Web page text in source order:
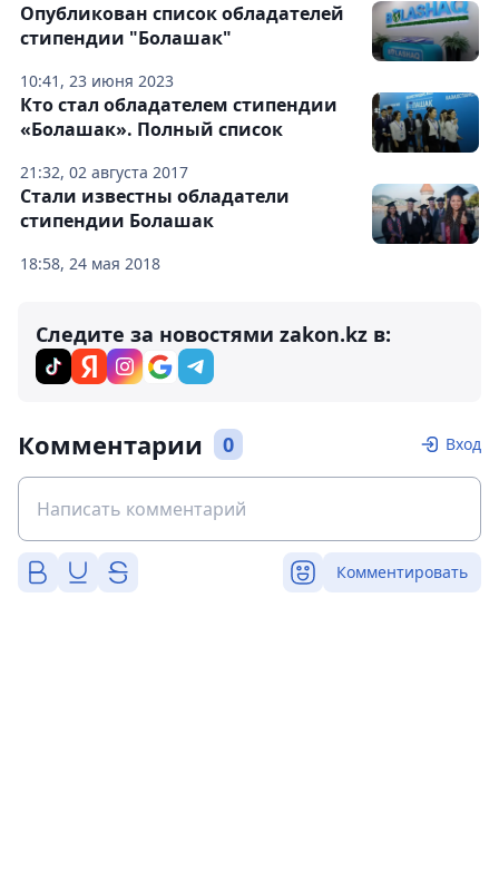
10:41, 23 июня 2023
Опубликован список обладателей
стипендии "Болашак"
21:32, 02 августа 2017
Кто стал обладателем стипендии
«Болашак». Полный список
18:58, 24 мая 2018
Стали известны обладатели
стипендии Болашак
Следите за новостями zakon.kz в:
Комментарии 0 Вход
Комментировать